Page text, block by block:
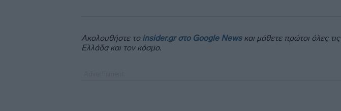
Ακολουθήστε το insider.gr στο Google Newsκαι μάθετε πρώτοι όλες τις
Ελλάδα και τον κόσμο.